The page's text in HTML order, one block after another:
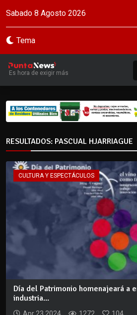
Sabado 8 Agosto 2026
Tema
Es hora de exigir más
RESULTADOS: PASCUAL HJARRIAGUE
CULTURA Y ESPECTÁCULOS
Día del Patrimonio homenajeará a
industria...